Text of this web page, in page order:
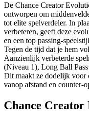
De Chance Creator
ontworpen om
tot elite spelverdeler. In
verbeteren, geeft deze
en een top passing-
Tegen de tijd dat je hem
Aanzienlijk verbeterde
(Niveau 1), Long Ball
Dit maakt ze dodelijk voor
vanop afstand en counter-
Chance Creator